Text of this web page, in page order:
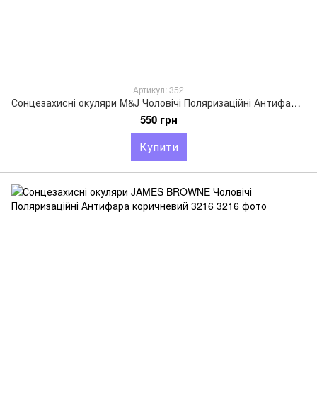
Артикул: 352
Сонцезахисні окуляри M&J Чоловічі Поляризаційні Антифара жовтий (352)
550 грн
Купити